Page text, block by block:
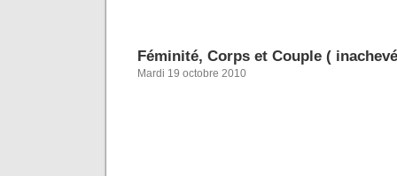
Féminité, Corps et Couple (
Mardi 19 octobre 2010